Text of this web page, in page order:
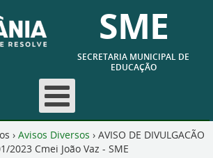
SME
SECRETARIA MUNICIPAL DE
EDUCAÇÃO
› Avisos Diversos › AVISO DE DIVULGACÃO
2023 Cmei João Vaz - SME